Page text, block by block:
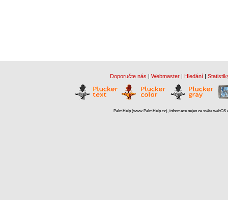
Doporučte nás | Webmaster | Hledání |
PalmHelp (www.PalmHelp.cz), informace nejen ze světa